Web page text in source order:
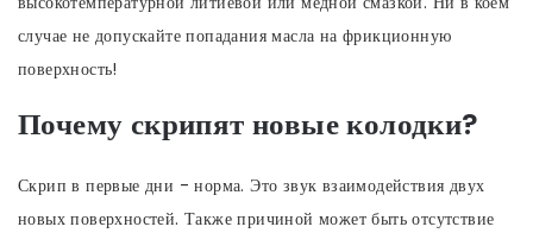
случае не допускайте попадания масла на фрикционную
поверхность!
Почему скрипят новые колодки?
Скрип в первые дни - норма. Это звук взаимодействия двух
новых поверхностей. Также причиной может быть отсутствие